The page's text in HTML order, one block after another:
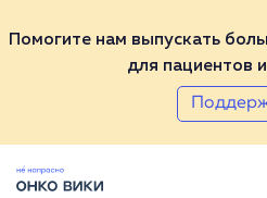
Помогите нам выпускать
для пациентов